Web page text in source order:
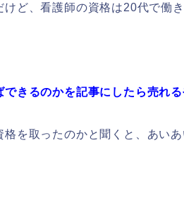
けど、看護師の資格は20代で働
できるのかを記事にしたら売れ
格を取ったのかと聞くと、あい